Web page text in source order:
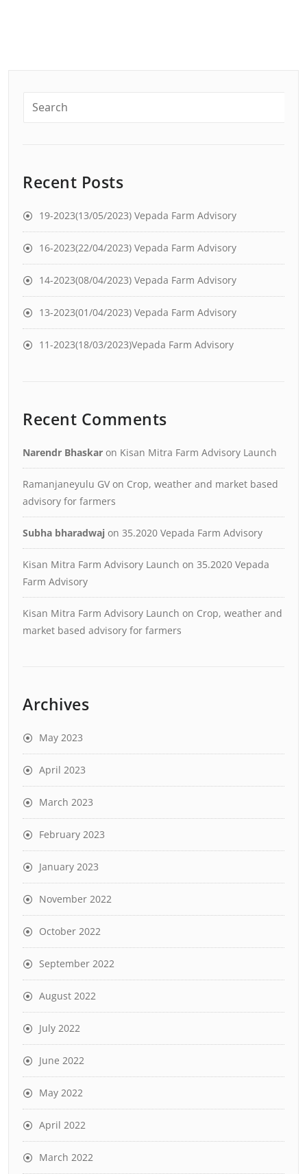
Recent Posts
19-2023(13/05/2023) Vepada Farm Advisory
16-2023(22/04/2023) Vepada Farm Advisory
14-2023(08/04/2023) Vepada Farm Advisory
13-2023(01/04/2023) Vepada Farm Advisory
11-2023(18/03/2023)Vepada Farm Advisory
Recent Comments
Narendr Bhaskar on Kisan Mitra Farm Advisory Launch
Ramanjaneyulu GV on Crop, weather and market based
advisory for farmers
Subha bharadwaj on 35.2020 Vepada Farm Advisory
Kisan Mitra Farm Advisory Launch on 35.2020 Vepada
Farm Advisory
Kisan Mitra Farm Advisory Launch on Crop, weather and
market based advisory for farmers
Archives
May 2023
April 2023
March 2023
February 2023
January 2023
November 2022
October 2022
September 2022
August 2022
July 2022
June 2022
May 2022
April 2022
March 2022